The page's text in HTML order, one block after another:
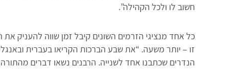
חשוב לו ולכל הקהילה”.
כל אחד מנציגי הזרמים השונים קיבל זמן שווה להעניק
זו – יותר משעה. “את שבע הברכות הקריאו בעברית
הנדרים שכתבנו אחד לשנייה. הרבנים נשאו דברים